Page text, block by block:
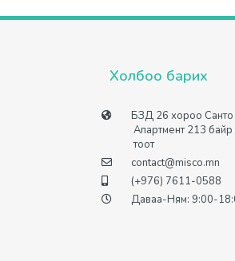
Холбоо барих
БЗД 26 хороо Санто
Апартмент 213
тоот
contact@misco.mn
(+976) 7611-0588
Даваа-Ням: 9:00-